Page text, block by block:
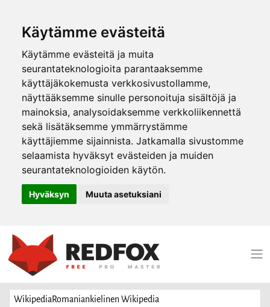
Käytämme evästeitä
Käytämme evästeitä ja muita
seurantateknologioita parantaaksemme
käyttäjäkokemusta verkkosivustollamme,
näyttääksemme sinulle personoituja sisältöjä ja
mainoksia, analysoidaksemme verkkoliikennettä
sekä lisätäksemme ymmärrystämme
käyttäjiemme sijainnista. Jatkamalla sivustomme
selaamista hyväksyt evästeiden ja muiden
seurantateknologioiden käytön.
Hyväksyn Muuta asetuksiani